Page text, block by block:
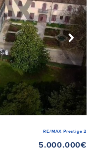
RE/MAX Prestige 2
5.000.000€